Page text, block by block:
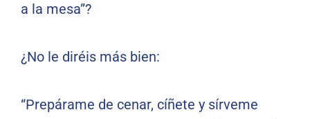
a la mesa”?
¿No le diréis más bien:
“Prepárame de cenar, cíñete y sírveme